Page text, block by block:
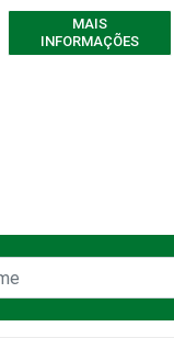
MAIS
INFORMAÇÕES